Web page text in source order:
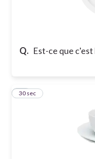
Q. Est-ce que
15
30 sec